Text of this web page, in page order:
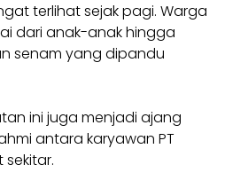
terlihat sejak pagi. Warga
dari anak-anak hingga
senam yang dipandu
ini juga menjadi ajang
antara karyawan PT